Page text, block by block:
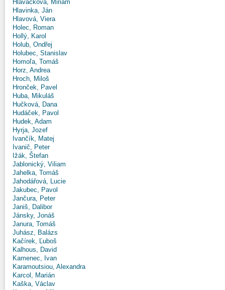
Hlavačková, Miriam
Hlavinka, Ján
Hlavová, Viera
Holec, Roman
Hollý, Karol
Holub, Ondřej
Holubec, Stanislav
Homoľa, Tomáš
Horz, Andrea
Hroch, Miloš
Hronček, Pavel
Huba, Mikuláš
Hučková, Dana
Hudáček, Pavol
Hudek, Adam
Hyrja, Jozef
Ivančík, Matej
Ivanič, Peter
Ižák, Štefan
Jablonický, Viliam
Jahelka, Tomáš
Jahodářová, Lucie
Jakubec, Pavol
Jančura, Peter
Janiš, Dalibor
Jánsky, Jonáš
Janura, Tomáš
Juhász, Balázs
Kačírek, Ľuboš
Kalhous, David
Kamenec, Ivan
Karamoutsiou, Alexandra
Karcol, Marián
Kaška, Václav